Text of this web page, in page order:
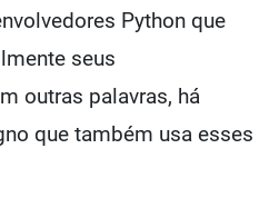
Python que
seus
outras palavras, há
que também usa esses